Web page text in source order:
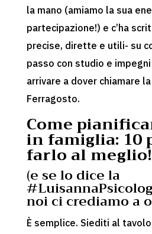
la mano (amiamo la sua
partecipazione!) e c’ha
precise, dirette e utili- su
passo con studio e
arrivare a dover chiamare
Ferragosto.
Come
in famiglia: 10
farlo al meglio!
(e se lo dice la
noi ci crediamo a
È semplice. Siediti al